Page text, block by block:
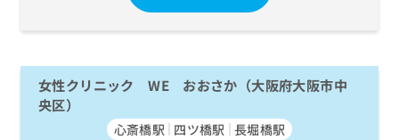
女性クリニック WE おおさか（大阪府大阪市中
央区）
心斎橋駅 四ツ橋駅 長堀橋駅